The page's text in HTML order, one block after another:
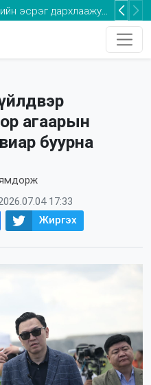
Оксфорд: Монгол Улс кибер аюулгүй байдлыг хангах хөрөнгө оруулалтыг нэмэгдүүлэх шаардлагатай
агаарын
буурна
17:33
Жиргэх